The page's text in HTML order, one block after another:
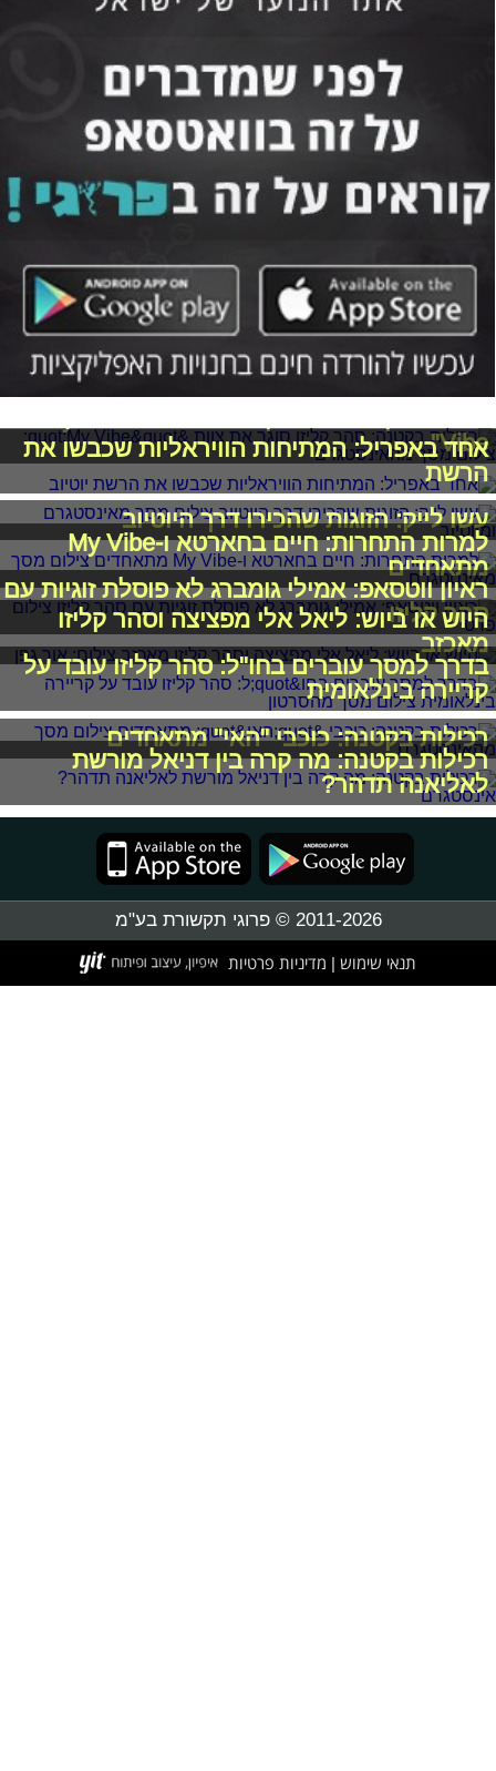
Vibe"
אחד באפריל: המתיחות הוויראליות שכבשו את
הרשת
עשו לייק: הזוגות שהכירו דרך היוטיוב
למרות התחרות: חיים בחארטא ו-My Vibe
מתאחדים
ראיון ווטסאפ: אמילי גומברג לא פוסלת זוגיות עם
סהר קליזו
היוש או ביוש: ליאל אלי מפציצה וסהר קליזו
מאכזב
בדרך למסך עוברים בחו"ל: סהר קליזו עובד על
קריירה בינלאומית
רכילות בקטנה: כוכבי "האי" מתאחדים
רכילות בקטנה: מה קרה בין דניאל מורשת
לאליאנה תדהר?
2011-2026 © פרוגי תקשורת בע"מ
תנאי שימוש מדיניות פרטיות